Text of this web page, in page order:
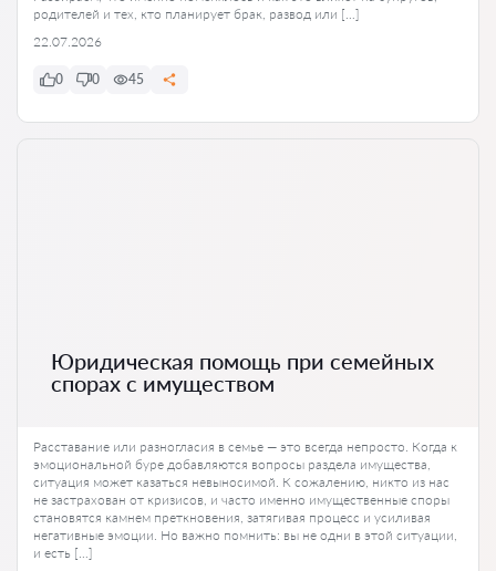
родителей и тех, кто планирует брак, развод или […]
22.07.2026
0 0 45
Юридическая помощь при семейных
спорах с имуществом
Расставание или разногласия в семье — это всегда непросто. Когда к
эмоциональной буре добавляются вопросы раздела имущества,
ситуация может казаться невыносимой. К сожалению, никто из нас
не застрахован от кризисов, и часто именно имущественные споры
становятся камнем преткновения, затягивая процесс и усиливая
негативные эмоции. Но важно помнить: вы не одни в этой ситуации,
и есть […]